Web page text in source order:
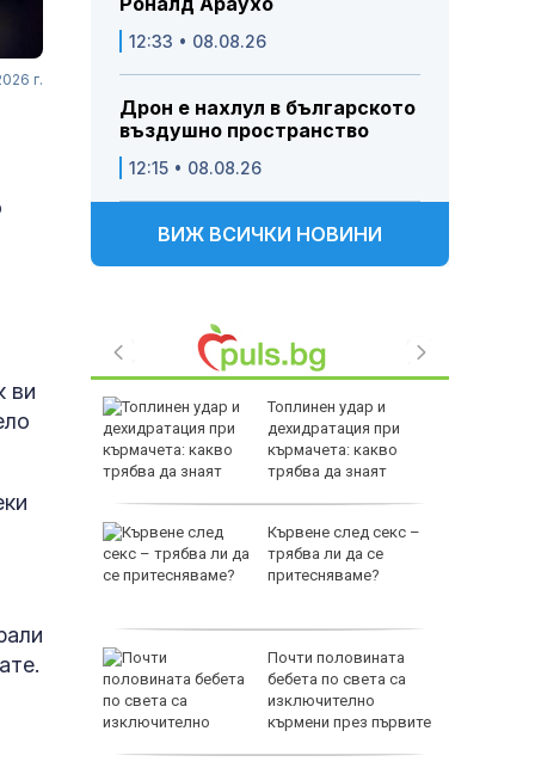
г.
ви
12:33 • 08.08.26
Дрон е нахлул в българското
въздушно пространство
12:15 • 08.08.26
ВИЖ ВСИЧКИ НОВИНИ
слабо
Топлинен удар и
дехидратация при
кърмачета: какво
трябва да знаят
Кървене след секс –
трябва ли да се
притесняваме?
Почти половината
бебета по света са
изключително
кърмени през първите